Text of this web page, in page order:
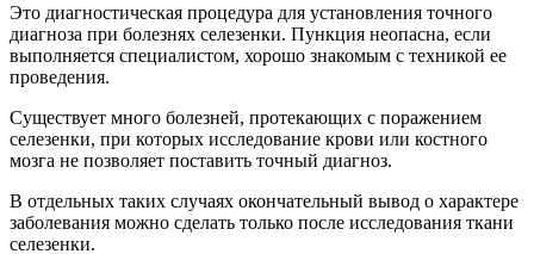
Это диагностическая процедура для установления точного
диагноза при болезнях селезенки. Пункция неопасна, если
выполняется специалистом, хорошо знакомым с техникой ее
проведения.
Существует много болезней, протекающих с поражением
селезенки, при которых исследование крови или костного
мозга не позволяет поставить точный диагноз.
В отдельных таких случаях окончательный вывод о характере
заболевания можно сделать только после исследования ткани
селезенки.